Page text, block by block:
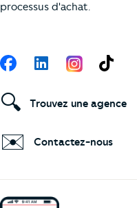
processus d'achat.
Suivez-nous
FacebookLinkedIn TikTok
🔍 Trouvez une agence
✉️ Contactez-nous